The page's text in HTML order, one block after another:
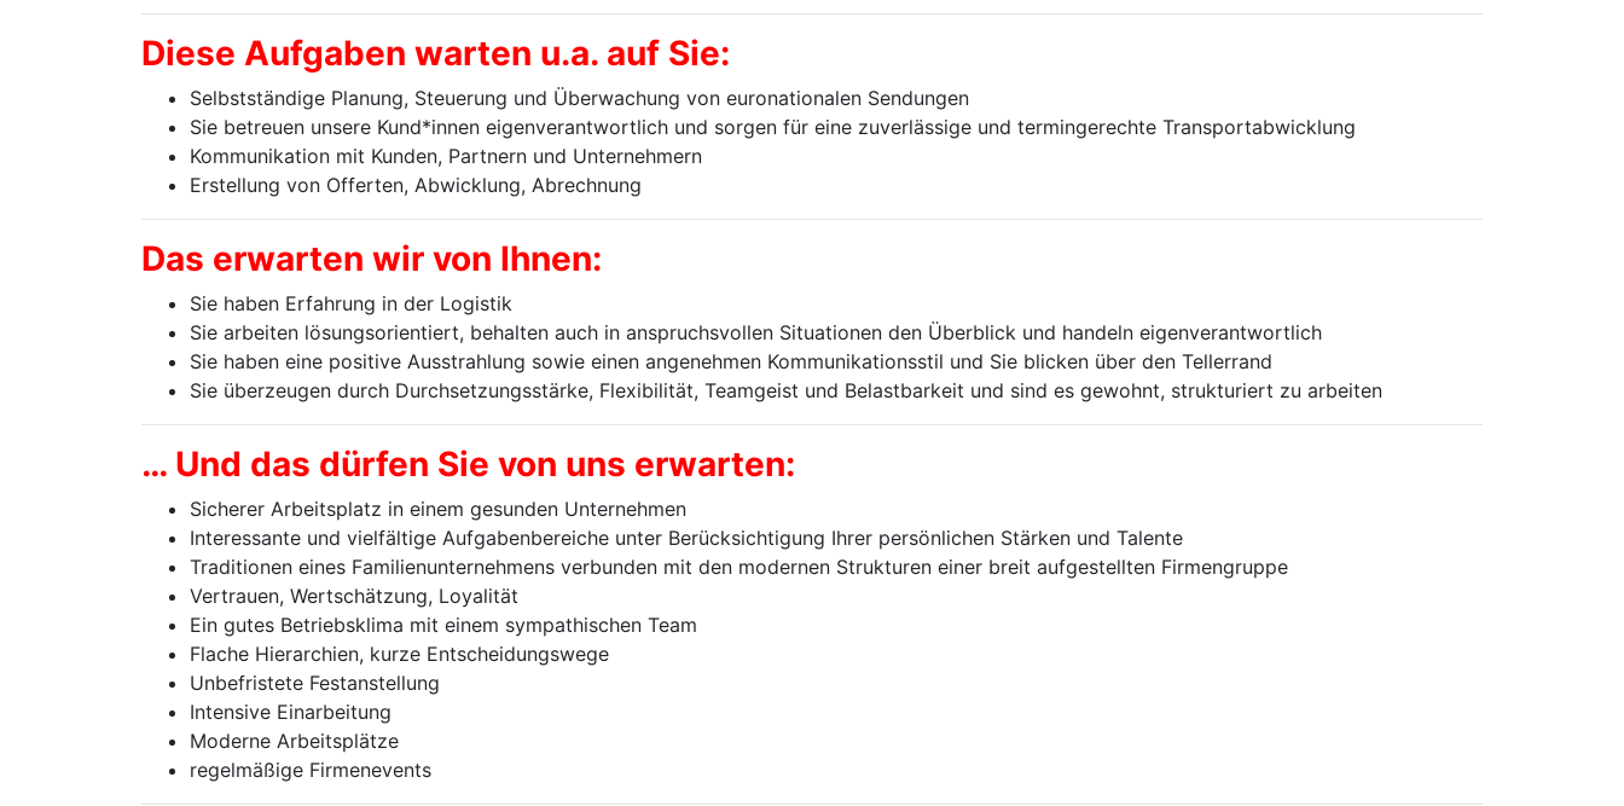
Diese Aufgaben warten u.a. auf Sie:
Selbstständige Planung, Steuerung und Überwachung von euronationalen Sendungen
Sie betreuen unsere Kund*innen eigenverantwortlich und sorgen für eine zuverlässige und termingerechte Transportabwicklung
Kommunikation mit Kunden, Partnern und Unternehmern
Erstellung von Offerten, Abwicklung, Abrechnung
Das erwarten wir von Ihnen:
Sie haben Erfahrung in der Logistik
Sie arbeiten lösungsorientiert, behalten auch in anspruchsvollen Situationen den Überblick und handeln eigenverantwortlich
Sie haben eine positive Ausstrahlung sowie einen angenehmen Kommunikationsstil und Sie blicken über den Tellerrand
Sie überzeugen durch Durchsetzungsstärke, Flexibilität, Teamgeist und Belastbarkeit und sind es gewohnt, strukturiert zu arbeiten
… Und das dürfen Sie von uns erwarten:
Sicherer Arbeitsplatz in einem gesunden Unternehmen
Interessante und vielfältige Aufgabenbereiche unter Berücksichtigung Ihrer persönlichen Stärken und Talente
Traditionen eines Familienunternehmens verbunden mit den modernen Strukturen einer breit aufgestellten Firmengruppe
Vertrauen, Wertschätzung, Loyalität
Ein gutes Betriebsklima mit einem sympathischen Team
Flache Hierarchien, kurze Entscheidungswege
Unbefristete Festanstellung
Intensive Einarbeitung
Moderne Arbeitsplätze
regelmäßige Firmenevents